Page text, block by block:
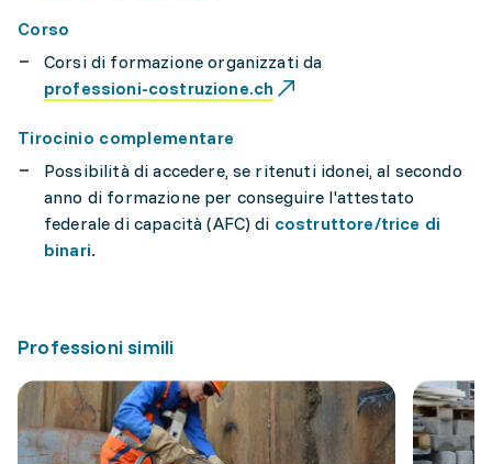
Corso
Corsi di formazione organizzati da
professioni-costruzione.ch
Tirocinio complementare
Possibilità di accedere, se ritenuti idonei, al secondo
anno di formazione per conseguire l'attestato
federale di capacità (AFC) di costruttore/trice di
binari.
Professioni simili